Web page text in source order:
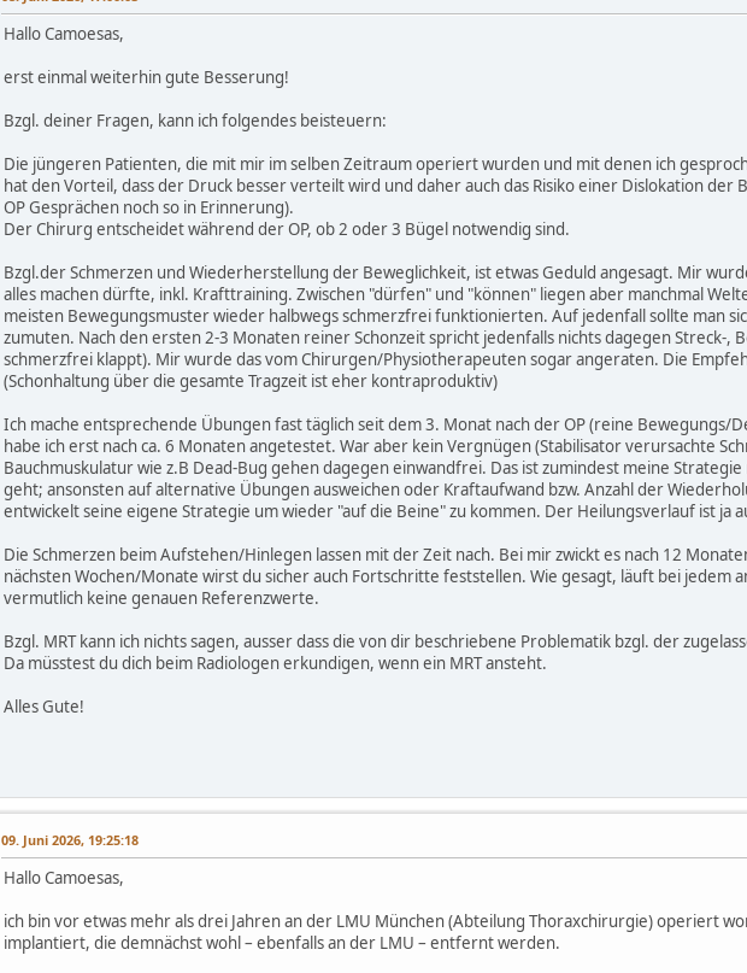
Hallo Camoesas,
erst einmal weiterhin gute Besserung!
Bzgl. deiner Fragen, kann ich folgendes beisteuern:
Die jüngeren Patienten, die mit mir im selben Zeitraum operiert wurden und mit denen ich
hat den Vorteil, dass der Druck besser verteilt wird und daher auch das Risiko einer Dislokation der
OP Gesprächen noch so in Erinnerung).
Der Chirurg entscheidet während der OP, ob 2 oder 3 Bügel notwendig sind.
Bzgl.der Schmerzen und Wiederherstellung der Beweglichkeit, ist etwas Geduld angesagt. Mir
alles machen dürfte, inkl. Krafttraining. Zwischen "dürfen" und "können" liegen aber manchmal
meisten Bewegungsmuster wieder halbwegs schmerzfrei funktionierten. Auf jedenfall sollte man
zumuten. Nach den ersten 2-3 Monaten reiner Schonzeit spricht jedenfalls nichts dagegen Streck-,
schmerzfrei klappt). Mir wurde das vom Chirurgen/Physiotherapeuten sogar angeraten. Die
(Schonhaltung über die gesamte Tragzeit ist eher kontraproduktiv)
Ich mache entsprechende Übungen fast täglich seit dem 3. Monat nach der OP (reine Bewegungs/
habe ich erst nach ca. 6 Monaten angetestet. War aber kein Vergnügen (Stabilisator verursachte
Bauchmuskulatur wie z.B Dead-Bug gehen dagegen einwandfrei. Das ist zumindest meine
geht; ansonsten auf alternative Übungen ausweichen oder Kraftaufwand bzw. Anzahl der
entwickelt seine eigene Strategie um wieder "auf die Beine" zu kommen. Der Heilungsverlauf ist ja
Die Schmerzen beim Aufstehen/Hinlegen lassen mit der Zeit nach. Bei mir zwickt es nach 12
nächsten Wochen/Monate wirst du sicher auch Fortschritte feststellen. Wie gesagt, läuft bei jedem
vermutlich keine genauen Referenzwerte.
Bzgl. MRT kann ich nichts sagen, ausser dass die von dir beschriebene Problematik bzgl. der
Da müsstest du dich beim Radiologen erkundigen, wenn ein MRT ansteht.
Alles Gute!
09. Juni 2026, 19:25:18
Hallo Camoesas,
ich bin vor etwas mehr als drei Jahren an der LMU München (Abteilung Thoraxchirurgie) operiert
implantiert, die demnächst wohl – ebenfalls an der LMU – entfernt werden.